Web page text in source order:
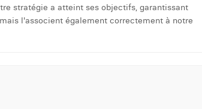
stratégie a atteint ses objectifs, garantissant
l'associent également correctement à notre